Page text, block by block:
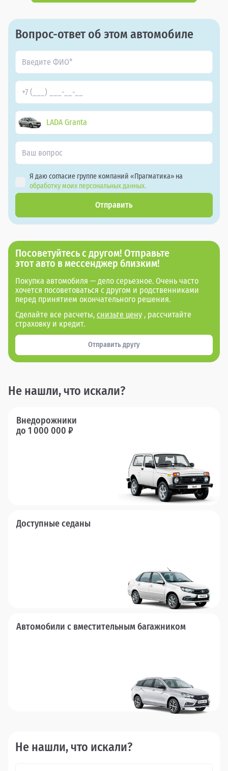
Вопрос-ответ об этом автомобиле
LADA Granta
Я даю согласие группе компаний «Прагматика» на
обработку моих персональных данных.
Отправить
Посоветуйтесь с другом! Отправьте
этот авто в мессенджер близким!
Покупка автомобиля — дело серьезное. Очень часто
хочется посоветоваться с другом и родственниками
перед принятием окончательного решения.
Сделайте все расчеты, снизьте цену , рассчитайте
страховку и кредит.
Отправить другу
Не нашли, что искали?
Внедорожники
до 1 000 000 ₽
Доступные седаны
Автомобили с вместительным багажником
Не нашли, что искали?